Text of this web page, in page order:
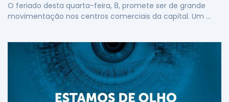
O feriado desta quarta-feira, 8, promete ser de grande
movimentação nos centros comerciais da capital. Um …